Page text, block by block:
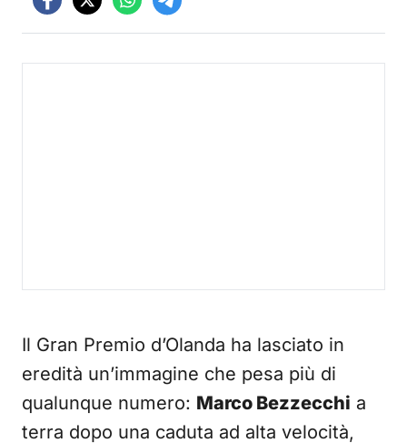
Il Gran Premio d’Olanda ha lasciato in
eredità un’immagine che pesa più di
qualunque numero: Marco Bezzecchi a
terra dopo una caduta ad alta velocità,